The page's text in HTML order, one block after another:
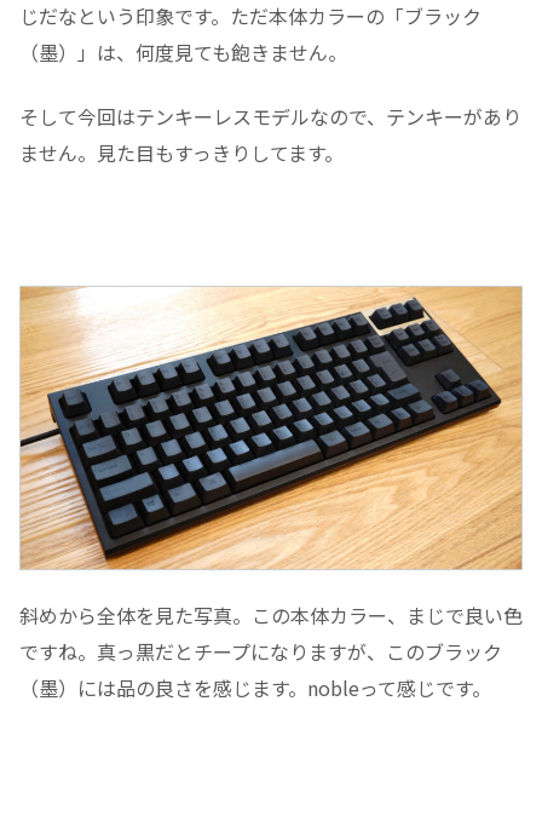
じだなという印象です。ただ本体カラーの「ブラック
（墨）」は、何度見ても飽きません。
そして今回はテンキーレスモデルなので、テンキーがあり
ません。見た目もすっきりしてます。
斜めから全体を見た写真。この本体カラー、まじで良い色
ですね。真っ黒だとチープになりますが、このブラック
（墨）には品の良さを感じます。nobleって感じです。